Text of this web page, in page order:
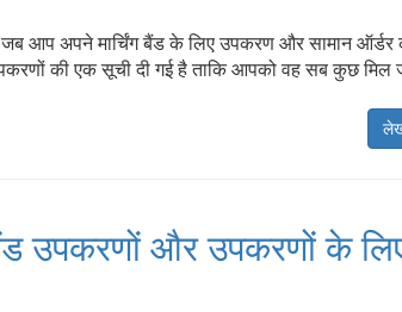
आप अपने मार्चिंग बैंड के लिए उपकरण और सामान ऑर्डर
की एक सूची दी गई है ताकि आपको वह सब कुछ मिल
उपकरणों और उपकरणों के